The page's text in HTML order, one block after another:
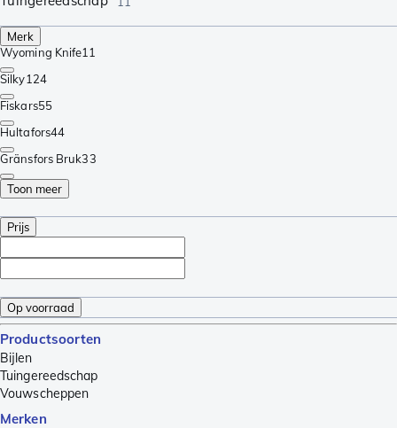
Merk
Wyoming Knife11
Silky124
Fiskars55
Hultafors44
Gränsfors Bruk33
Toon meer
Prijs
Op voorraad
Productsoorten
Bijlen
Tuingereedschap
Vouwscheppen
Merken